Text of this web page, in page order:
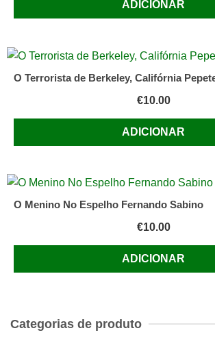
ADICIONAR
O Terrorista de Berkeley, Califórnia
€10.00
ADICIONAR
O Menino No Espelho Fernando Sabino
€10.00
ADICIONAR
Categorias de produto